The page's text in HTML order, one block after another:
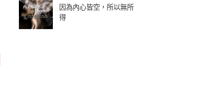
因為內心皆空，所以無所
得